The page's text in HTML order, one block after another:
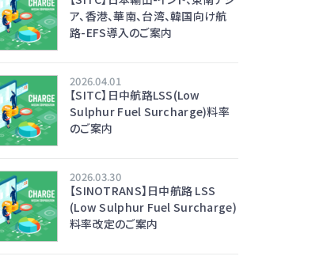
ア、香港、華南、台湾、韓国向け航
路-EFS導入のご案内
2026.04.01
【SITC】日中航路LSS(Low
Sulphur Fuel Surcharge)料率
のご案内
2026.03.30
【SINOTRANS】日中航路 LSS
(Low Sulphur Fuel Surcharge)
料率改定のご案内